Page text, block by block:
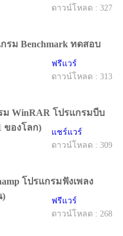
ดาวน์โหลด : 327
รม Benchmark ทดสอบ
ฟรีแวร์
ดาวน์โหลด : 313
WinRAR โปรแกรมบีบ
ของโลก)
แชร์แวร์
ดาวน์โหลด : 309
โปรแกรมฟังเพลง
)
ฟรีแวร์
ดาวน์โหลด : 268